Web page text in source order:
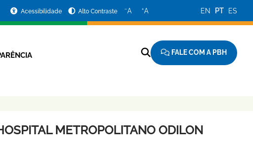
Acessibilidade Alto Contraste −A +A EN PT ES
FALE COM A PBH
METROPOLITANO ODILON